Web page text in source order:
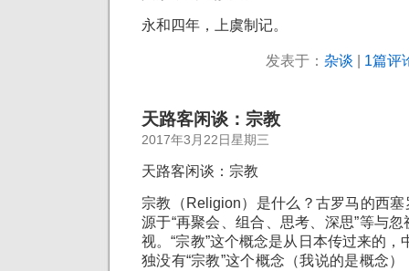
永和四年，上虞制记。
发表于： 杂谈 1篇评
天路客闲谈：宗教
2017年3月22日星期三
天路客闲谈：宗教
宗教（Religion）是什么？古罗马的西
源于“再聚会、组合、思考、深思”等与
视。“宗教”这个概念是从日本传过来的，
独没有“宗教”这个概念（我说的是概念